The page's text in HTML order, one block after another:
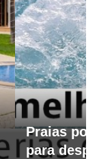
Praias
para